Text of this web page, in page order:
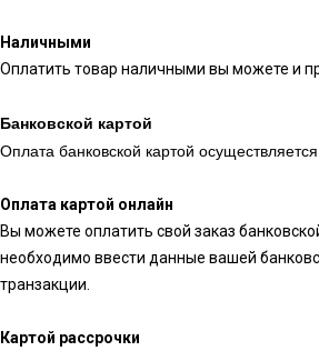
Наличными
Оплатить товар наличными вы можете и
Банковской картой
Оплата банковской картой
Оплата картой онлайн
Вы можете оплатить свой заказ
необходимо ввести данные вашей
транзакции.
Картой рассрочки